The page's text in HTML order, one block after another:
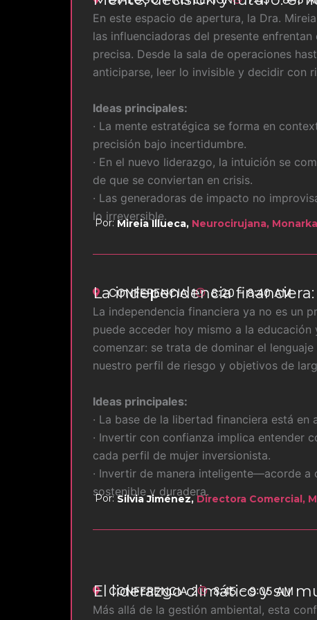
En este espacio de apertura, la Dra.
las influenciadoras del presente
precisa. Desde la sala de operaciones
anticiparse, leer lo invisible y decidir con
Ideas principales:
· La mente estratégica se forma en
precisión bajo incertidumbre.
· En el nuevo liderazgo, la intuición se
de que se conviertan en crisis.
· Las generadoras de impacto no
lo irreversible.
Por: Mireia Illueca, Neurocirujana,
CONFERENCIA 1 8:20 – 8:40 AM
La independencia
La independencia financiera ya no es un
puede acceder hoy mismo a la
comenzar: se trata de dominar el
nuestro perfil de riesgo y objetivos de
Ideas principales:
· La base de la libertad financiera está
· Invertir con confianza implica entender
cada perfil de mujer inversionista.
· Invertir de manera inteligente—acorde
sostenible y duradera.
Por: Silvia Jiménez, Directora Comercial,
CONFERENCIA 2 8:45 – 9:05 AM
El liderazgo climático y su
Más allá de la gestión ambiental, esta